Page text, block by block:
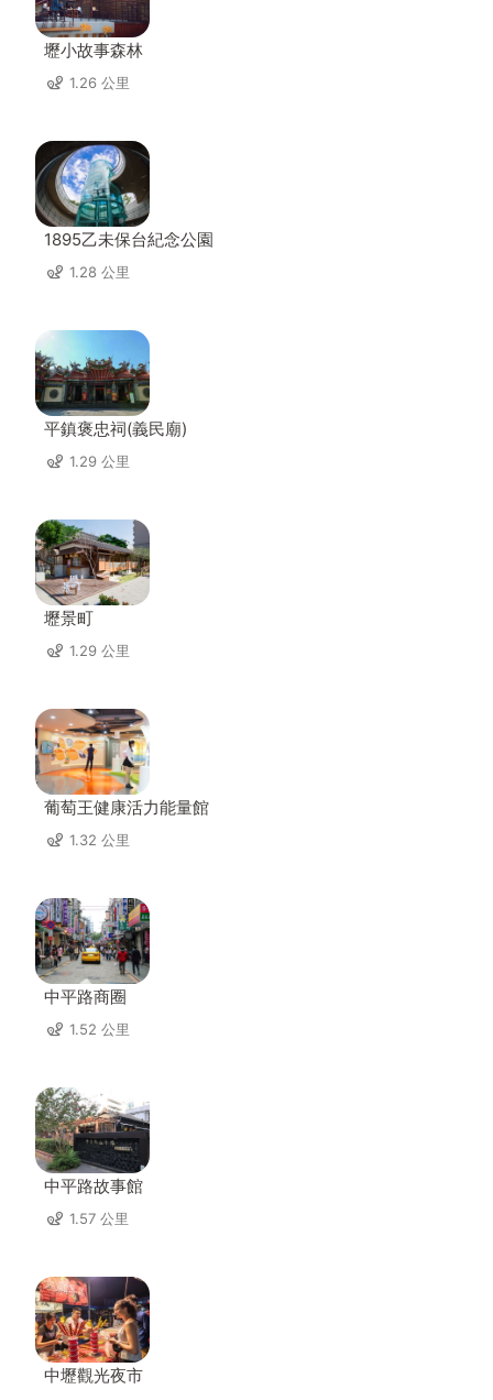
壢小故事森林
1.26 公里
1895乙未保台紀念公園
1.28 公里
平鎮褒忠祠(義民廟)
1.29 公里
壢景町
1.29 公里
葡萄王健康活力能量館
1.32 公里
中平路商圈
1.52 公里
中平路故事館
1.57 公里
中壢觀光夜市